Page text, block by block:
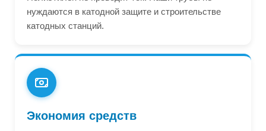
нуждаются в катодной защите и строительстве
катодных станций.
Экономия средств